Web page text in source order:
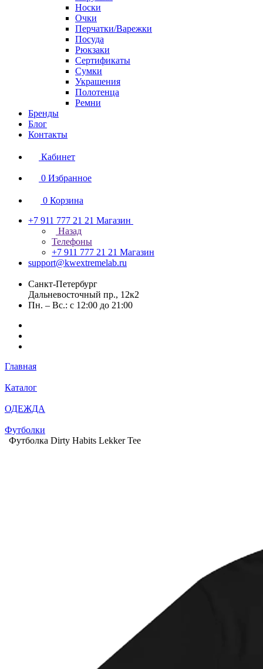
Носки
Очки
Перчатки/Варежки
Посуда
Рюкзаки
Сертификаты
Сумки
Украшения
Полотенца
Ремни
Бренды
Блог
Контакты
Кабинет
0 Избранное
0 Корзина
+7 911 777 21 21 Магазин
Назад
Телефоны
+7 911 777 21 21 Магазин
support@kwextremelab.ru
Санкт-Петербург
Дальневосточный пр., 12к2
Пн. – Вс.: с 12:00 до 21:00
Главная
Каталог
ОДЕЖДА
Футболки
Футболка Dirty Habits Lekker Tee